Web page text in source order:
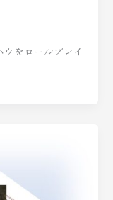
をロールプレイ